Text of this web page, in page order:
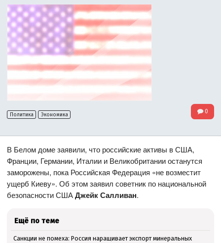
Политика Экономика 0
В Белом доме заявили, что российские активы в США,
Франции, Германии, Италии и Великобритании останутся
заморожены, пока Российская Федерация «не возместит
ущерб Киеву». Об этом заявил советник по национальной
безопасности СШАДжейк Салливан.
Ещё по теме
Санкции не помеха: Россия наращивает экспорт минеральных